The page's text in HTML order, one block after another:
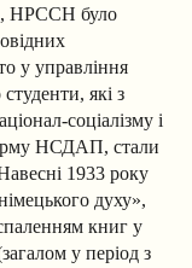
НРССН було
у управління
які з
соціалізму і
НСДАП, стали
1933 року
духу»,
книг у
у період з